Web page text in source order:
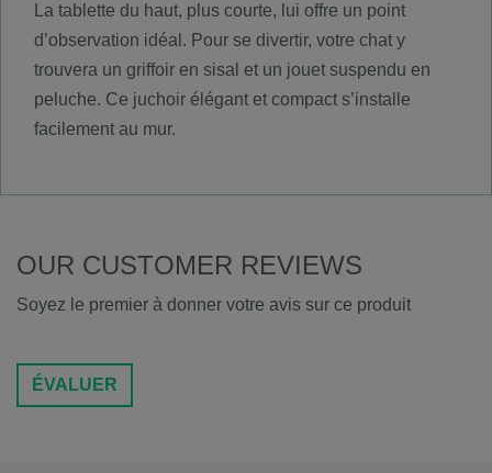
La tablette du haut, plus courte, lui offre un point
d’observation idéal. Pour se divertir, votre chat y
trouvera un griffoir en sisal et un jouet suspendu en
peluche. Ce juchoir élégant et compact s’installe
facilement au mur.
OUR CUSTOMER REVIEWS
Soyez le premier à donner votre avis sur ce produit
ÉVALUER